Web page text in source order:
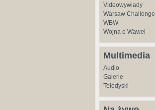
Videowywiady
Warsaw Challenge
WBW
Wojna o Wawel
Multimedia
Audio
Galerie
Teledyski